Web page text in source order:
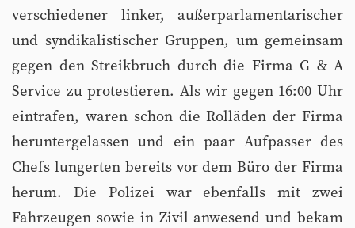
verschiedener linker, außerparlamentarischer
und syndikalistischer Gruppen, um gemeinsam
gegen den Streikbruch durch die Firma G & A
Service zu protestieren. Als wir gegen 16:00 Uhr
eintrafen, waren schon die Rolläden der Firma
heruntergelassen und ein paar Aufpasser des
Chefs lungerten bereits vor dem Büro der Firma
herum. Die Polizei war ebenfalls mit zwei
Fahrzeugen sowie in Zivil anwesend und bekam